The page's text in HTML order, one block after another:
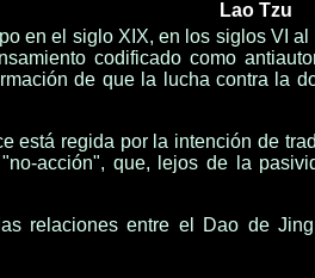
Lao Tzu
en el siglo XIX, en los siglos VI
codificado como
de que la lucha contra la
está regida por la intención de
acción", que, lejos de la
relaciones entre el Dao de